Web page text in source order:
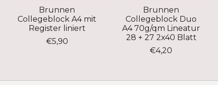
Brunnen
Collegeblock A4 mit
Register liniert
€5,90
Brunnen
Collegeblock Duo
A4 70g/qm Lineatur
28 + 27 2x40 Blatt
€4,20